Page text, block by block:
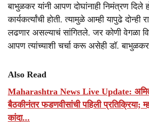
बाभुळकर यांनी आपण दोघांनाही निमंत्रण
कार्यकर्त्यांची होती. त्यामुळे आम्ही यापुढे दोन्ही
लढणार असल्याचं सांगितले. जर कोणी वेगळा
आपण त्यांच्याशी चर्चा करू असेही डॉ. बाभुळकर
Also Read
Maharashtra News Live Update: अमित
बैठकीनंतर फडणवीसांची पहिली प्रतिक्रिया;
कांदा...